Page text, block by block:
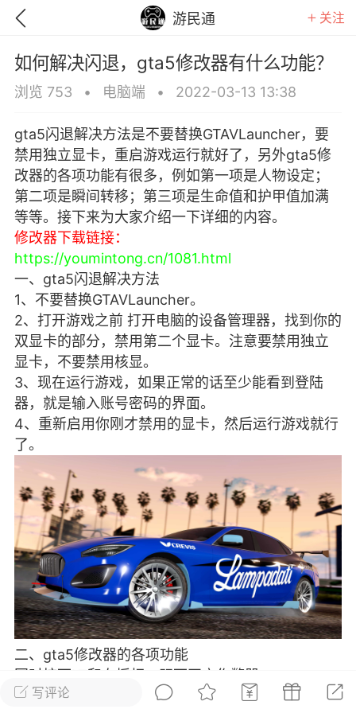
游民通 关注
GTA6 RDR2
彩虹六号 绝地求生 战地5
游戏商城 每日签到 每日排行
游民通 Lv.13
版主
19 23:03
电脑端 问题解决
我在商城购买的虚拟产品显示自动发
在那里查看卡密？
发货的商品在那里查看卡密？答：查看
：下单以后在右边消息栏查看卡密，或
像 — 我的订单 — 待评价 — 查看订单，
看卡密详情问：我...
写评论
如何解决闪退，gta5修改器有什么功能？
浏览 753 • 电脑端 • 2022-03-13 13:38
gta5闪退解决方法是不要替换GTAVLauncher，要
禁用独立显卡，重启游戏运行就好了，另外gta5修
改器的各项功能有很多，例如第一项是人物设定；
第二项是瞬间转移；第三项是生命值和护甲值加满
等等。接下来为大家介绍一下详细的内容。
修改器下载链接：
https://youmintong.cn/1081.html
一、gta5闪退解决方法
1、不要替换GTAVLauncher。
2、打开游戏之前 打开电脑的设备管理器，找到你的
双显卡的部分，禁用第二个显卡。注意要禁用独立
显卡，不要禁用核显。
3、现在运行游戏，如果正常的话至少能看到登陆
器，就是输入账号密码的界面。
4、重新启用你刚才禁用的显卡，然后运行游戏就行
了。
二、gta5修改器的各项功能
同时按下LT和右摇杆，既可开启作弊器；
第一项是人物设定；